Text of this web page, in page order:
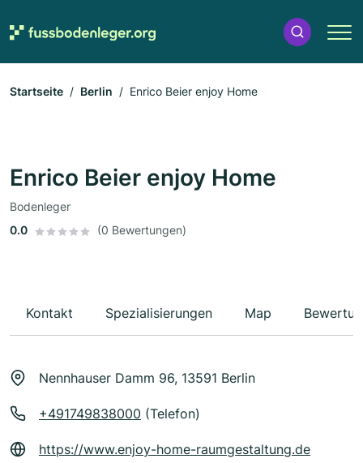
Startseite Berlin Enrico Beier enjoy Home
Enrico Beier enjoy Home
Bodenleger
0.0
(0 Bewertungen)
Kontakt Spezialisierungen Map
Nennhauser Damm 96, 13591 Berlin
+491749838000 (Telefon)
https://www.enjoy-home-raumgestaltung.de